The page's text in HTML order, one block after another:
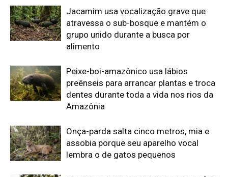
Abelhões do Reino Unido podem sofrer
mais com ondas de calor
temperatura, calor extremo mata oito
filhotes em apenas um mês
Reservas da Biosfera Freiam
Ocidental: Estudo